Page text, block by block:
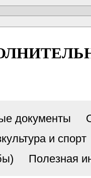
документы
и спорт
Полезная